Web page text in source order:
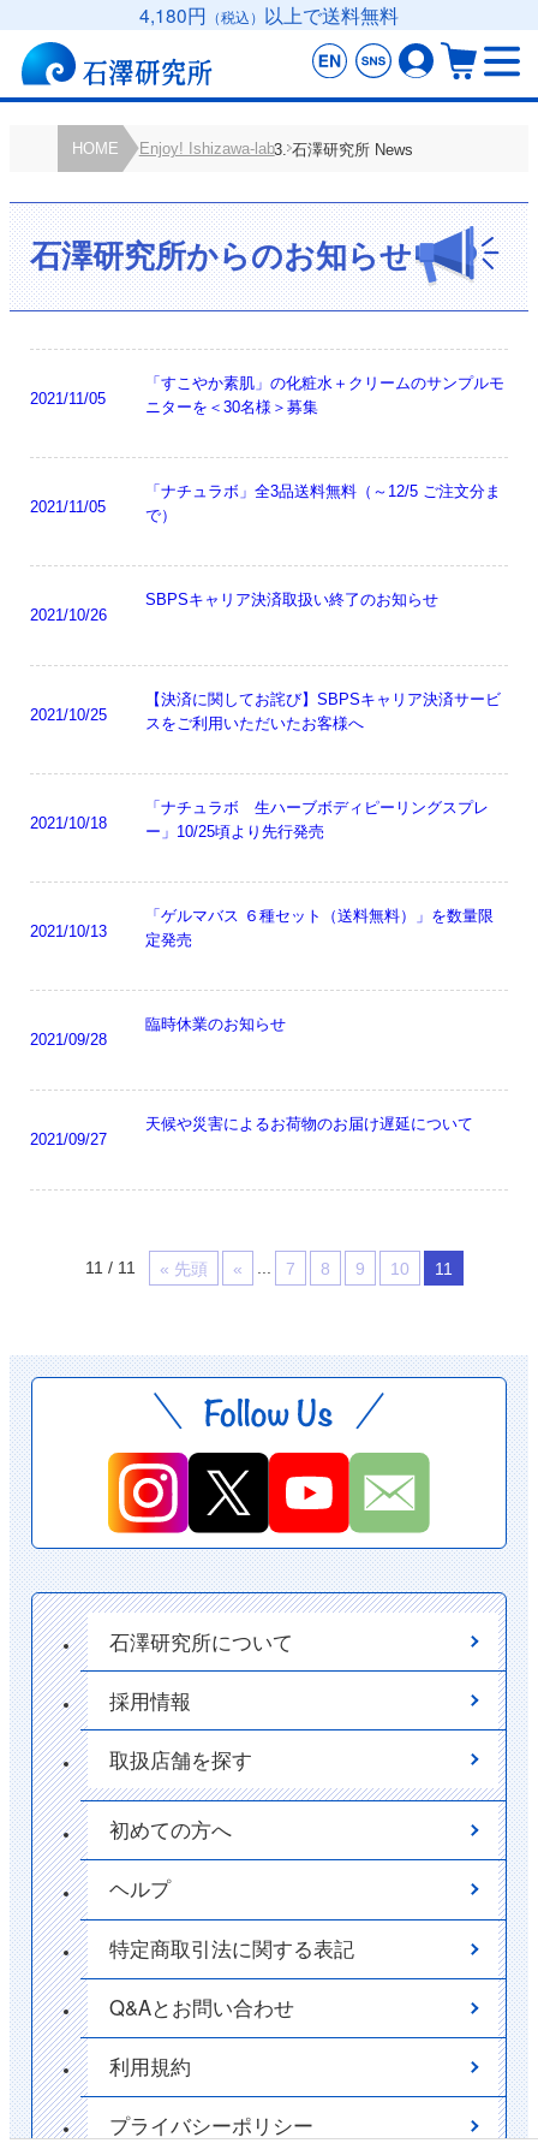
4,180円 （税込） 以上で送料無料
HOME Enjoy! Ishizawa-lab 石澤研究所 News
石澤研究所からのお知らせ
2021/11/05
「すこやか素肌」の化粧水＋クリームのサンプルモ
ニターを＜30名様＞募集
2021/11/05
「ナチュラボ」全3品送料無料（～12/5 ご注文分ま
で）
2021/10/26
SBPSキャリア決済取扱い終了のお知らせ
2021/10/25
【決済に関してお詫び】SBPSキャリア決済サービ
スをご利用いただいたお客様へ
2021/10/18
「ナチュラボ 生ハーブボディピーリングスプレ
ー」10/25頃より先行発売
2021/10/13
「ゲルマバス ６種セット（送料無料）」を数量限
定発売
2021/09/28
臨時休業のお知らせ
2021/09/27
天候や災害によるお荷物のお届け遅延について
11 / 11 « 先頭 « 7 8 9 10 11
石澤研究所について
採用情報
取扱店舗を探す
初めての方へ
ヘルプ
特定商取引法に関する表記
Q&Aとお問い合わせ
利用規約
プライバシーポリシー